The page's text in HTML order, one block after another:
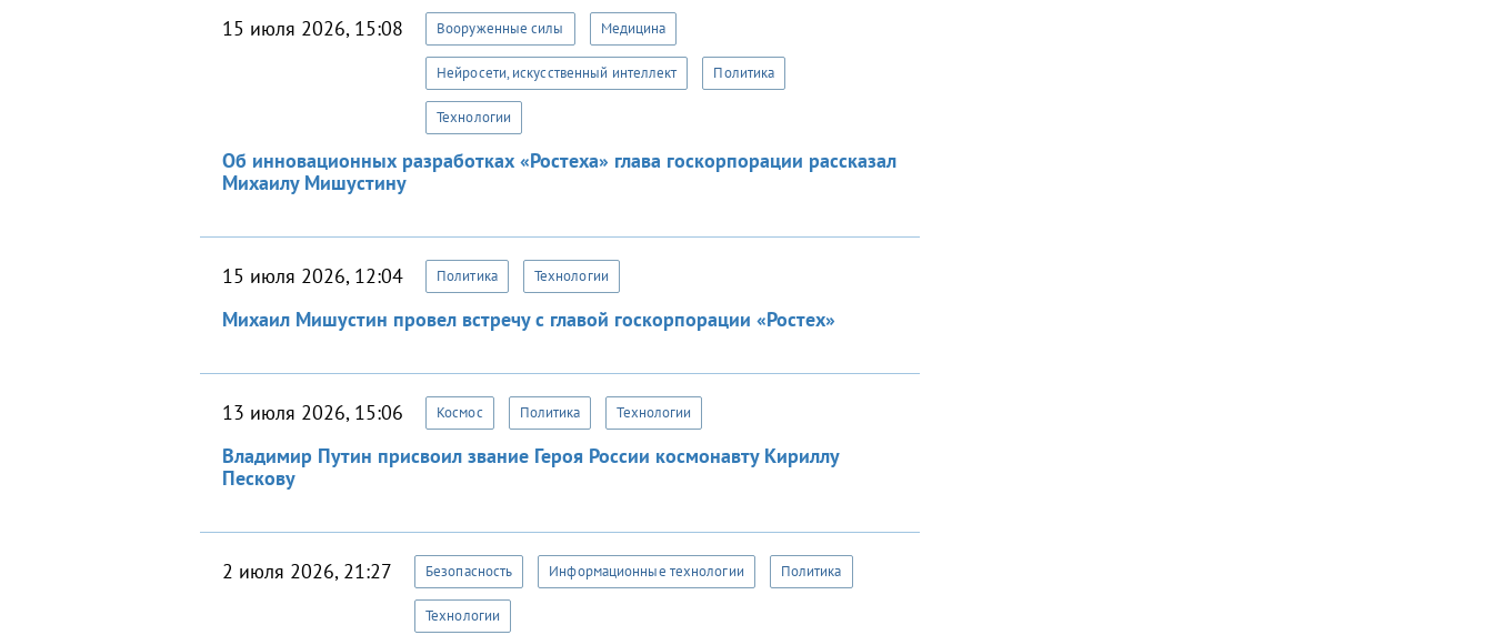
15 июля 2026, 15:08 Вооруженные силы Медицина
Нейросети, искусственный интеллект Политика
Технологии
Об инновационных разработках «Ростеха» глава госкорпорации рассказал
Михаилу Мишустину
15 июля 2026, 12:04 Политика Технологии
Михаил Мишустин провел встречу с главой госкорпорации «Ростех»
13 июля 2026, 15:06 Космос Политика Технологии
Владимир Путин присвоил звание Героя России космонавту Кириллу
Пескову
2 июля 2026, 21:27 Безопасность Информационные технологии Политика
Технологии